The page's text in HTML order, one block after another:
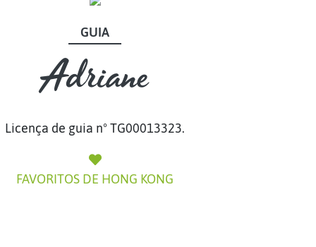
GUIA
Adriane
Licença de guia nº TG00013323.
FAVORITOS DE HONG KONG
GUIA
Adriane